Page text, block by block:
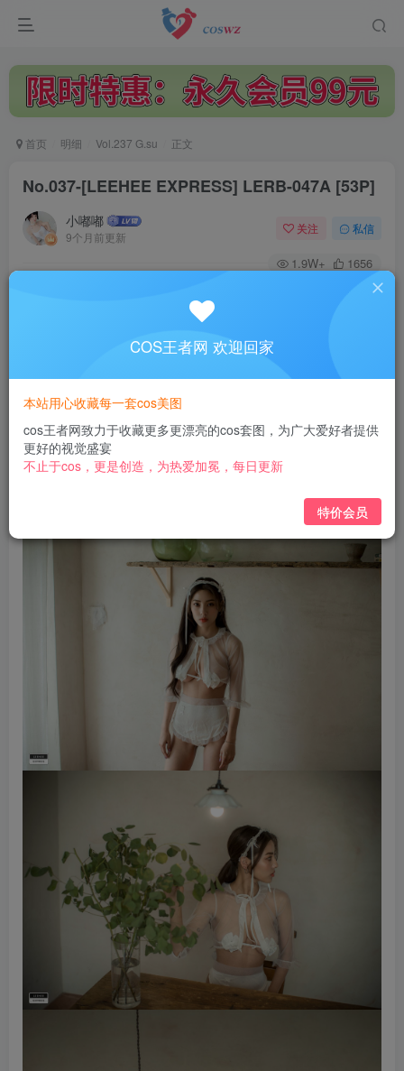
首页 明细 Vol.237 G.su 正文
No.037-[LEEHEE EXPRESS] LERB-047A [53P]
小嘟嘟
9个月前更新
关注 私信
1.9W+ 1656
No.037-[LEEHEE EXPRESS] LERB-047A [53P]
此内容为付费阅读，请付费后查看
3
黄金会员免费 钻石会员 免费
立即购买
COS王者网 欢迎回家
本站用心收藏每一套cos美图
cos王者网致力于收藏更多更漂亮的cos套图，为广大爱好者提供
更好的视觉盛宴
不止于cos，更是创造，为热爱加冕，每日更新
特价会员